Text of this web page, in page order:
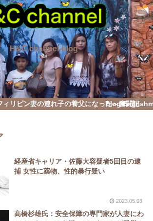
H&C channel-blog
ィリピン妻の連れ子の養父になった～奮闘記
Blog
経産省キャリア・佐藤大容疑者5回目の逮
捕 女性に薬物、性的暴行疑い
2023.05.03
高橋杉雄氏：安全保障の専門家が人妻にわ